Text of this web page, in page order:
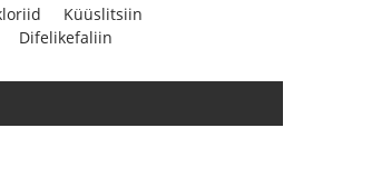
Küüslitsiin
Difelikefaliin